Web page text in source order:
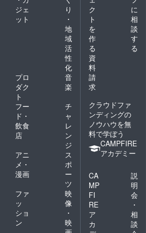
ジェ
ット
り
・
地
域
活
性
化
プロ
ダク
ト
音
楽
フー
ド・
飲食
店
チ
ャ
レ
ン
ジ
アニ
メ・
漫画
ス
ポ
ー
ツ
ファ
ッ
ショ
ン
映
像
・
映
ク
ト
を
作
る
に
相
談
す
る
資
料
請
求
クラウドファ
ンディングの
ノウハウを無
料で学ぼう
CAMPFIRE
アカデミー
CA
MP
FI
RE
ア
カ
説
明
会
・
相
談